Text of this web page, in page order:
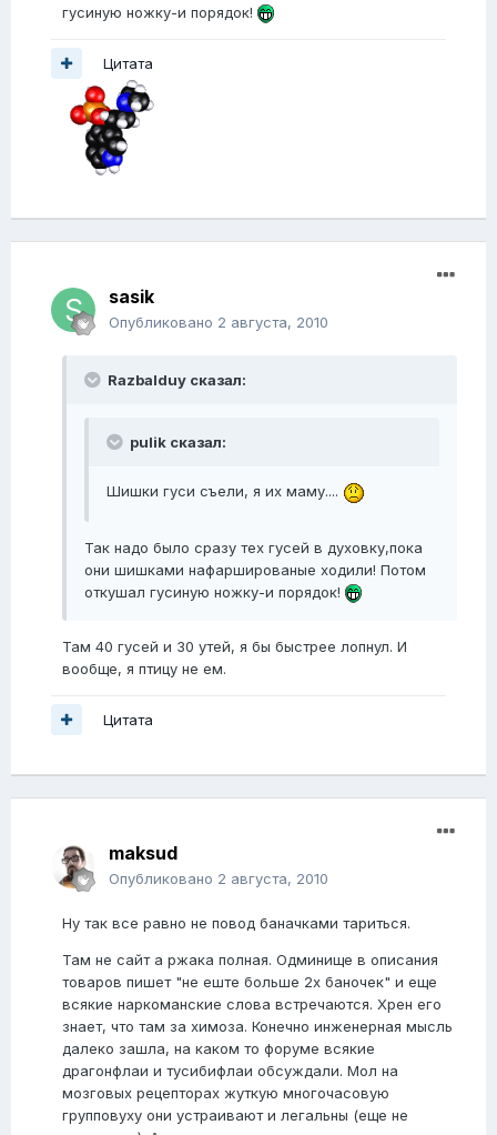
гусиную ножку-и порядок!
Цитата
sasik
Опубликовано 2 августа, 2010
Razbalduy сказал:
pulik сказал:
Шишки гуси съели, я их маму....
Так надо было сразу тех гусей в духовку,пока
они шишками нафаршированые ходили! Потом
откушал гусиную ножку-и порядок!
Там 40 гусей и 30 утей, я бы быстрее лопнул. И
вообще, я птицу не ем.
Цитата
maksud
Опубликовано 2 августа, 2010
Ну так все равно не повод баначками тариться.
Там не сайт а ржака полная. Одминище в описания
товаров пишет "не еште больше 2х баночек" и еще
всякие наркоманские слова встречаются. Хрен его
знает, что там за химоза. Конечно инженерная мысль
далеко зашла, на каком то форуме всякие
драгонфлаи и тусибифлаи обсуждали. Мол на
мозговых рецепторах жуткую многочасовую
групповуху они устраивают и легальны (еще не